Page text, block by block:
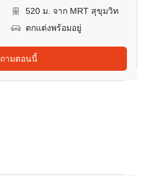
520 ม. จาก MRT สุขุมวิท
ตกแต่งพร้อมอยู่
ามตอนนี้